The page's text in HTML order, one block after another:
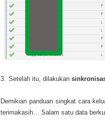
3. Setelah itu, dilakukan
Demikian panduan singkat cara
terimakasih… Salam satu data